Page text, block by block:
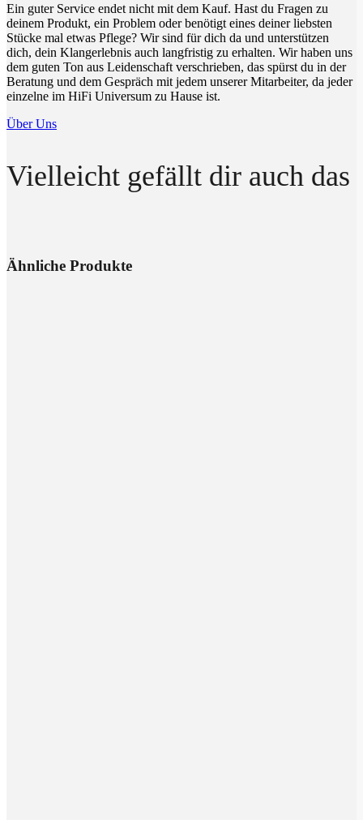
Ein guter Service endet nicht mit dem Kauf. Hast du Fragen zu
deinem Produkt, ein Problem oder benötigt eines deiner liebsten
Stücke mal etwas Pflege? Wir sind für dich da und unterstützen
dich, dein Klangerlebnis auch langfristig zu erhalten. Wir haben uns
dem guten Ton aus Leidenschaft verschrieben, das spürst du in der
Beratung und dem Gespräch mit jedem unserer Mitarbeiter, da jeder
einzelne im HiFi Universum zu Hause ist.
Über Uns
Vielleicht gefällt dir auch das
Ähnliche Produkte